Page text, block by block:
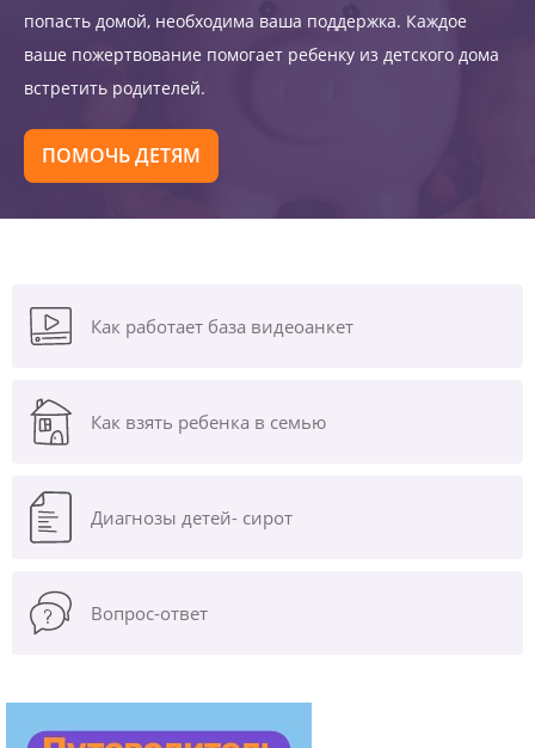
попасть домой, необходима ваша поддержка. Каждое
ваше пожертвование помогает ребенку из детского дома
встретить родителей.
ПОМОЧЬ ДЕТЯМ
Как работает база видеоанкет
Как взять ребенка в семью
Диагнозы детей- сирот
Вопрос-ответ